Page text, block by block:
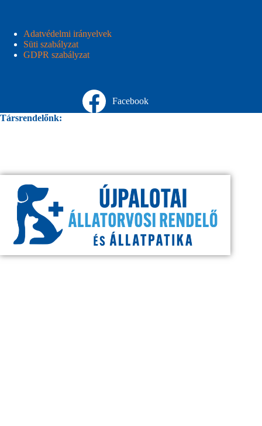
Adatvédelmi irányelvek
Süti szabályzat
GDPR szabályzat
Facebook
Társrendelőnk: